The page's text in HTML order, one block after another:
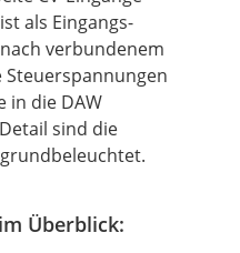
als Eingangs-
verbundenem
in die DAW
sind die
Überblick: